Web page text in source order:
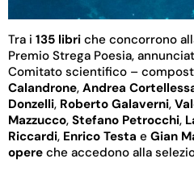
Tra i 135 libri che concorrono
Premio Strega Poesia,
Comitato scientifico –
Calandrone, Andrea
Donzelli, Roberto Galaverni,
Mazzucco, Stefano Petrocchi,
Riccardi, Enrico Testa e Gian
opere che accedono alla